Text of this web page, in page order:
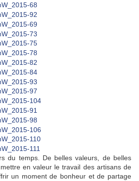
du temps. De belles valeurs, de belles
en valeur le travail des artisans de
un moment de bonheur et de partage